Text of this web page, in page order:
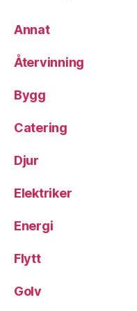
Annat
Återvinning
Bygg
Catering
Djur
Elektriker
Energi
Flytt
Golv